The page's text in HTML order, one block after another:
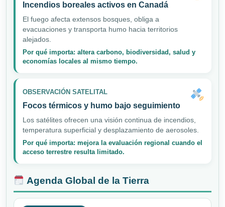
Incendios boreales activos en Canadá
El fuego afecta extensos bosques, obliga a
evacuaciones y transporta humo hacia territorios
alejados.
Por qué importa: altera carbono, biodiversidad, salud y
economías locales al mismo tiempo.
OBSERVACIÓN SATELITAL
Focos térmicos y humo bajo seguimiento
Los satélites ofrecen una visión continua de incendios,
temperatura superficial y desplazamiento de aerosoles.
Por qué importa: mejora la evaluación regional cuando el
acceso terrestre resulta limitado.
Agenda Global de la Tierra